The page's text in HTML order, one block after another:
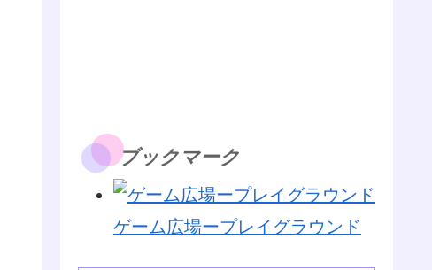
ブックマーク
ゲーム広場ープレイグラウンド